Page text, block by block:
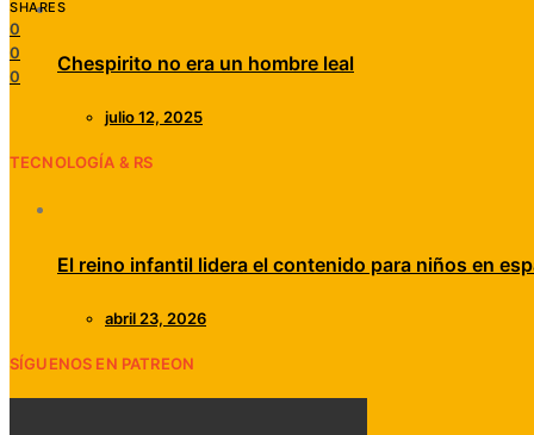
Chespirito no era un hombre leal
julio 12, 2025
TECNOLOGÍA & RS
El reino infantil lidera el contenido para niños en
abril 23, 2026
SÍGUENOS EN PATREON
SHARES
0
0
0